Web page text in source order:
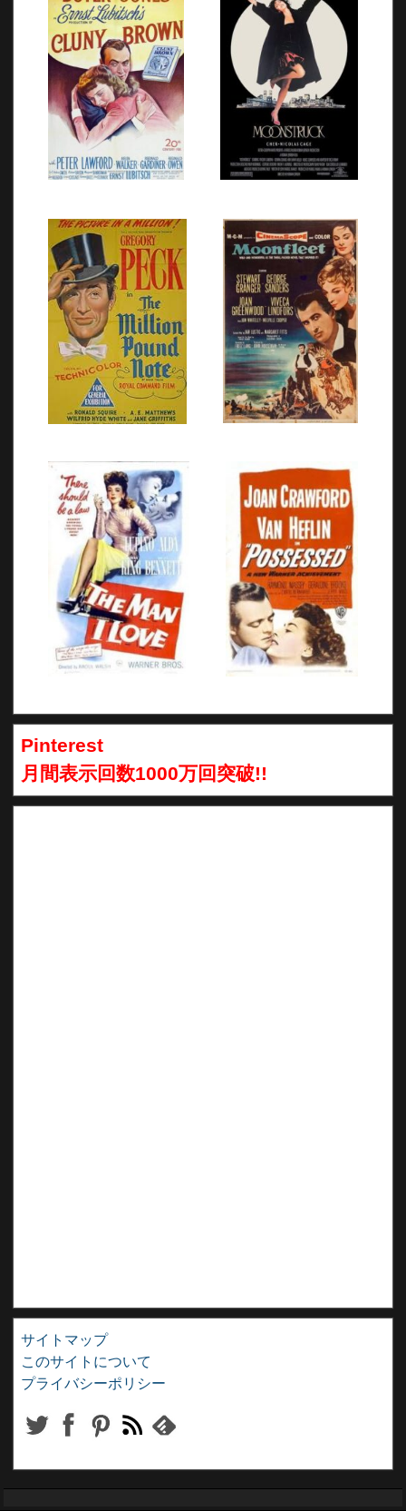
Pinterest
月間表示回数1000万回突破!!
サイトマップ
このサイトについて
プライバシーポリシー